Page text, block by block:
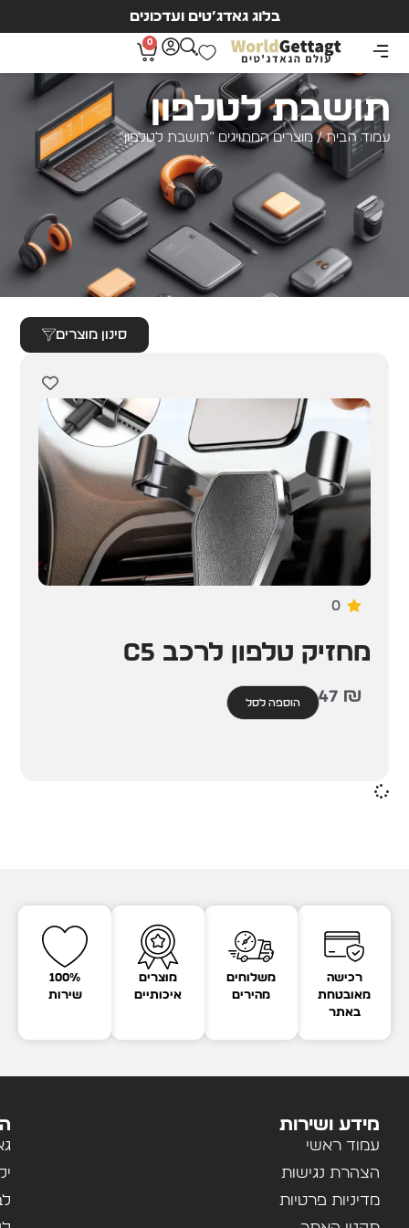
בלוג גאדג’טים ועדכונים
0
תושבת לטלפון
עמוד הבית/ מוצרים המתויגים “תושבת לטלפון”
סינון מוצרים
0
מחזיק טלפון לרכב C5
47 ₪ הוספה לסל
רכישה
מאובטחת
באתר
משלוחים
מהירים
מוצרים
איכותיים
100%
שירות
מידע ושירות
עמוד ראשי
הצהרת נגישות
מדיניות פרטיות